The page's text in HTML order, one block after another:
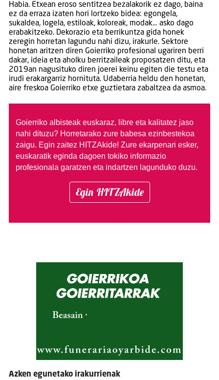
Habia. Etxean eroso sentitzea bezalakorik ez dago, baina
ez da erraza izaten hori lortzeko bidea: egongela,
sukaldea, logela, estiloak, koloreak, modak… asko dago
erabakitzeko. Dekorazio eta berrikuntza gida honek
zeregin horretan lagundu nahi dizu, irakurle. Sektore
honetan aritzen diren Goierriko profesional ugariren berri
dakar, ideia eta aholku berritzaileak proposatzen ditu, eta
2019an nagusituko diren joerei keinu egiten die testu eta
irudi erakargarriz hornituta. Udaberria heldu den honetan,
aire freskoa Goierriko etxe guztietara zabaltzea da asmoa.
Goierriko albisteak euskaraz, libre eta kalitatez jaso
nahi dituzu? Horretarako zure babesa ezinbestekoa
zaigu. Egin zaitez HITZAkide! Zure ekarpenari esker,
euskaratik eginda dagoen tokiko informazio
profesionala garatzen eta indartzen lagunduko duzu.
Egin HITZAkide
Azken egunetako irakurrienak